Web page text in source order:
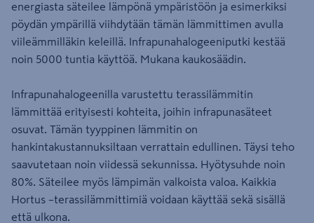
energiasta säteilee lämpönä ympäristöön ja esimerkiksi
pöydän ympärillä viihdytään tämän lämmittimen avulla
viileämmilläkin keleillä. Infrapunahalogeeniputki kestää
noin 5000 tuntia käyttöä. Mukana kaukosäädin.
Infrapunahalogeenilla varustettu terassilämmitin
lämmittää erityisesti kohteita, joihin infrapunasäteet
osuvat. Tämän tyyppinen lämmitin on
hankintakustannuksiltaan verrattain edullinen. Täysi teho
saavutetaan noin viidessä sekunnissa. Hyötysuhde noin
80%. Säteilee myös lämpimän valkoista valoa. Kaikkia
Hortus –terassilämmittimiä voidaan käyttää sekä sisällä
että ulkona.